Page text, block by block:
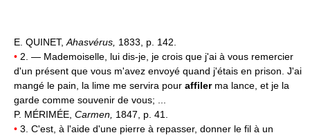
E. QUINET, Ahasvérus, 1833, p. 142.
• 2. — Mademoiselle, lui dis-je, je crois que j'ai à vous remercier
d'un présent que vous m'avez envoyé quand j'étais en prison. J'ai
mangé le pain, la lime me servira pour affilerma lance, et je la
garde comme souvenir de vous; ...
P. MÉRIMÉE, Carmen, 1847, p. 41.
• 3. C'est, à l'aide d'une pierre à repasser, donner le fil à un